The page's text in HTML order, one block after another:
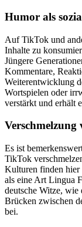
Humor als
Auf TikTok und
Inhalte zu
Jüngere
Kommentare,
Weiterentwicklung
Wortspielen oder
verstärkt und erhält
Es ist
TikTok
Kulturen finden hier
als eine Art Lingua
deutsche Witze, wie
Brücken zwischen
bei.